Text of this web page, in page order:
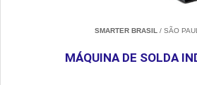
SMARTER BRASIL / SÃO
MÁQUINA DE SOLDA